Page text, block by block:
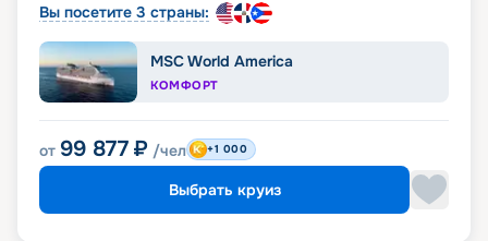
Вы посетите 3 страны:
MSC World America
КОМФОРТ
от 99 877 ₽ /чел +1 000
Выбрать круиз